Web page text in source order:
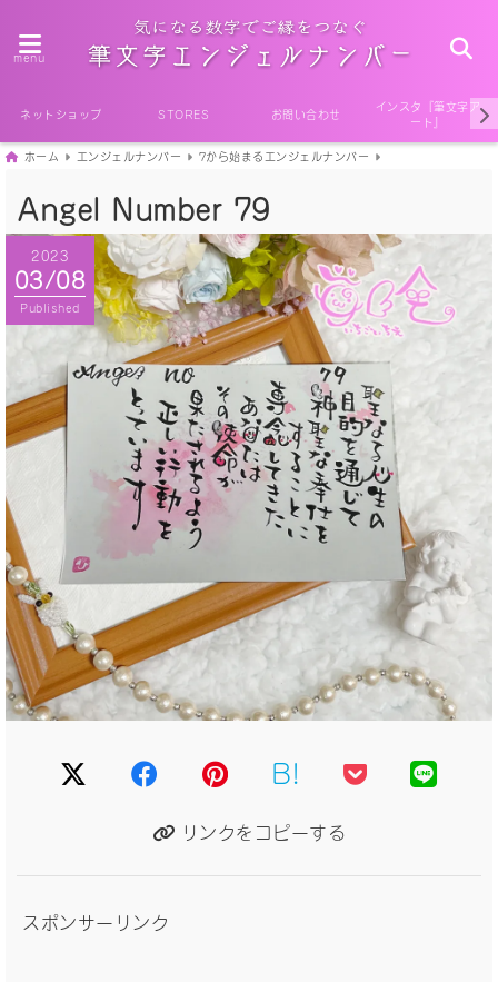
menu
ネットショップ STORES お問い合わせ
インスタ『筆文字ア
ート』
ホーム エンジェルナンバー 7から始まるエンジェルナンバー
Angel Number 79
2023
03/08
Published
B!
リンクをコピーする
スポンサーリンク